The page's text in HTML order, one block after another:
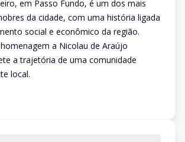
em Passo Fundo, é um dos mais
da cidade, com uma história ligada
social e econômico da região.
a Nicolau de Araújo
a trajetória de uma comunidade
local.